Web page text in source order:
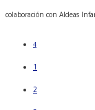
colaboración con Aldeas
4
1
2